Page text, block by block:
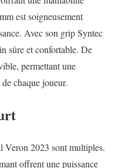
est soigneusement
Avec son grip Syntec
sûre et confortable. De
permettant une
chaque joueur.
Veron 2023 sont multiples.
offrent une puissance